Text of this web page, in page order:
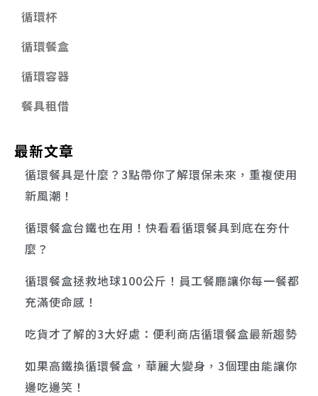
循環杯
循環餐盒
循環容器
餐具租借
最新文章
循環餐具是什麼？3點帶你了解環保未來，重複使用
新風潮！
循環餐盒台鐵也在用！快看看循環餐具到底在夯什
麼？
循環餐盒拯救地球100公斤！員工餐廳讓你每一餐都
充滿使命感！
吃貨才了解的3大好處：便利商店循環餐盒最新趨勢
如果高鐵換循環餐盒，華麗大變身，3個理由能讓你
邊吃邊笑！